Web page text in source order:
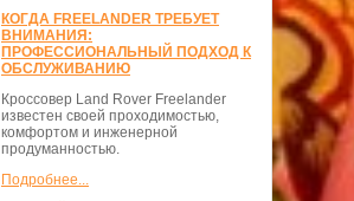
КОГДА FREELANDER ТРЕБУЕТ
ВНИМАНИЯ:
ПРОФЕССИОНАЛЬНЫЙ ПОДХОД К
ОБСЛУЖИВАНИЮ
Кроссовер Land Rover Freelander
известен своей проходимостью,
комфортом и инженерной
продуманностью.
Подробнее...